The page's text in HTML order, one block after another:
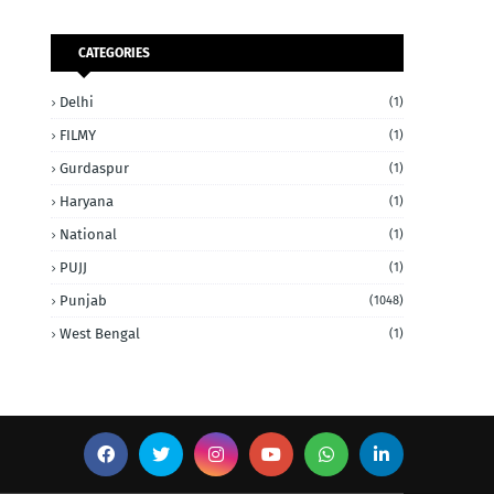
CATEGORIES
Delhi (1)
FILMY (1)
Gurdaspur (1)
Haryana (1)
National (1)
PUJJ (1)
Punjab (1048)
West Bengal (1)